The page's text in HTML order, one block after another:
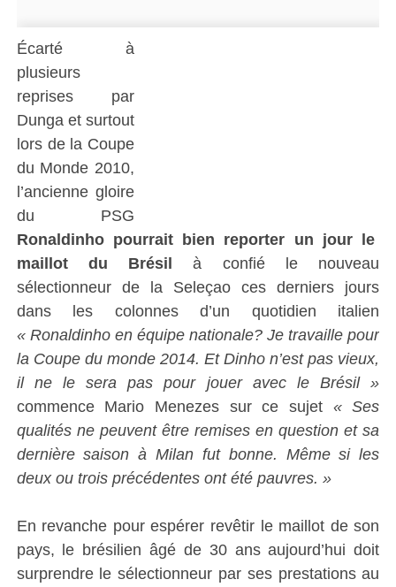
Écarté à
plusieurs
reprises par
Dunga et surtout
lors de la Coupe
du Monde 2010,
l’ancienne gloire
du PSG
Ronaldinho pourrait bien reporter un jour le
maillot du Brésilà confié le nouveau
sélectionneur de la Seleçao ces derniers jours
dans les colonnes d’un quotidien italien
« Ronaldinho en équipe nationale? Je travaille pour
la Coupe du monde 2014. Et Dinho n’est pas vieux,
il ne le sera pas pour jouer avec le Brésil »
commence Mario Menezes sur ce sujet « Ses
qualités ne peuvent être remises en question et sa
dernière saison à Milan fut bonne. Même si les
deux ou trois précédentes ont été pauvres. »
En revanche pour espérer revêtir le maillot de son
pays, le brésilien âgé de 30 ans aujourd’hui doit
surprendre le sélectionneur par ses prestations au